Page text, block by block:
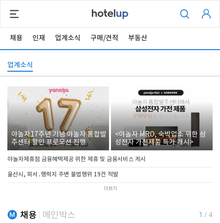
채용 인재 업계소식 구매/견적 부동산
업계소식
야놀자17주년 기념 야놀자 통합발
주센터 할인 프로모션 진행
<야놀자 MRO, 숙박업소 위한 삼
성전자 가전제품 특가 개시>
야놀자제휴점 금융혜택제공 위한 제휴 및 금융서비스 게시
울산시, 피서․행락지 주변 불법행위 19건 적발
더보기
채용 메인박스 1 / 4